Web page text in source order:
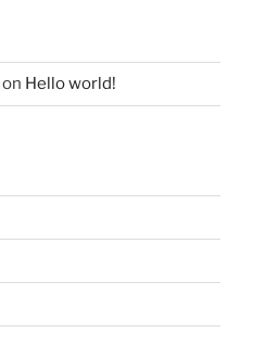
on Hello world!